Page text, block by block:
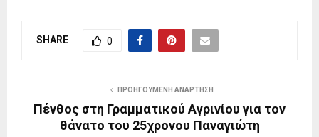
SHARE 0
ΠΡΟΗΓΟΎΜΕΝΗ ΑΝΆΡΤΗΣΗ
Πένθος στη Γραμματικού Αγρινίου για τον
θάνατο του 25χρονου Παναγιώτη